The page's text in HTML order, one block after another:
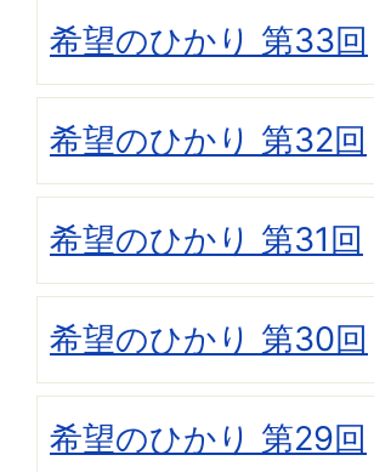
希望のひかり 第33回
希望のひかり 第32回
希望のひかり 第31回
希望のひかり 第30回
希望のひかり 第29回